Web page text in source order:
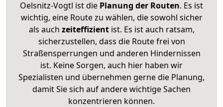
Oelsnitz-Vogtl ist die Planung der Routen. Es ist
wichtig, eine Route zu wählen, die sowohl sicher
als auch zeiteffizientist. Es ist auch ratsam,
sicherzustellen, dass die Route frei von
Straßensperrungen und anderen Hindernissen
ist. Keine Sorgen, auch hier haben wir
Spezialisten und übernehmen gerne die Planung,
damit Sie sich auf andere wichtige Sachen
konzentrieren können.